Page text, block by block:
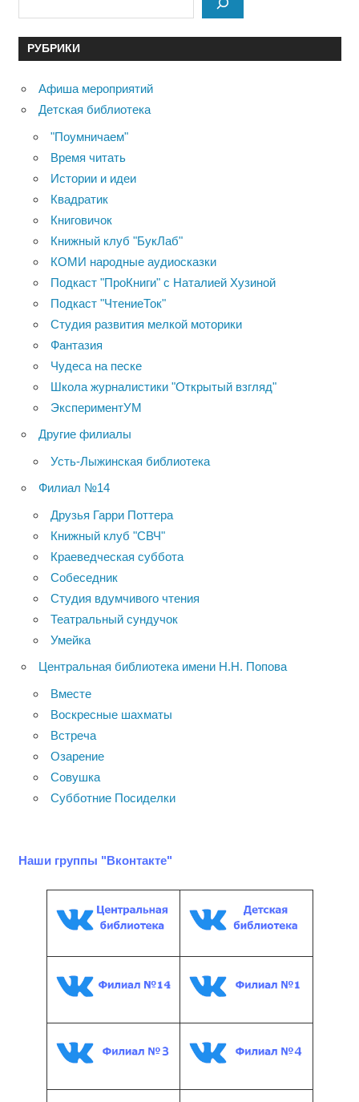
РУБРИКИ
Афиша мероприятий
Детская библиотека
"Поумничаем"
Время читать
Истории и идеи
Квадратик
Книговичок
Книжный клуб "БукЛаб"
КОМИ народные аудиосказки
Подкаст "ПроКниги" с Наталией Хузиной
Подкаст "ЧтениеТок"
Студия развития мелкой моторики
Фантазия
Чудеса на песке
Школа журналистики "Открытый взгляд"
ЭкспериментУМ
Другие филиалы
Усть-Лыжинская библиотека
Филиал №14
Друзья Гарри Поттера
Книжный клуб "СВЧ"
Краеведческая суббота
Собеседник
Студия вдумчивого чтения
Театральный сундучок
Умейка
Центральная библиотека имени Н.Н. Попова
Вместе
Воскресные шахматы
Встреча
Озарение
Совушка
Субботние Посиделки
Наши группы "Вконтакте"